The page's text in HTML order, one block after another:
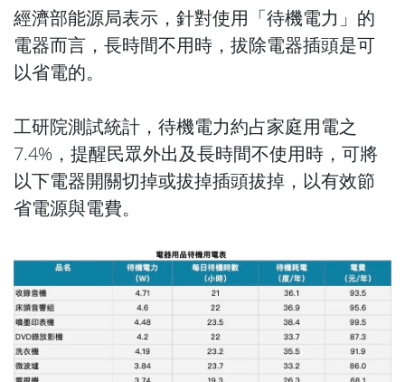
經濟部能源局表示，針對使用「待機電力」的
電器而言，長時間不用時，拔除電器插頭是可
以省電的。
工研院測試統計，待機電力約占家庭用電之
7.4%，提醒民眾外出及長時間不使用時，可將
以下電器開關切掉或拔掉插頭拔掉，以有效節
省電源與電費。